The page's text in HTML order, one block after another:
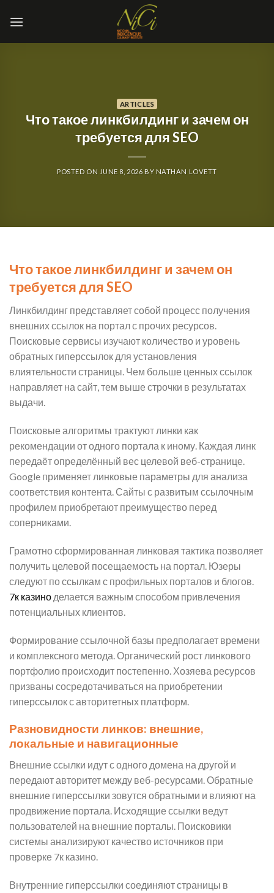
ARTICLES
Что такое линкбилдинг и зачем он
требуется для SEO
POSTED ON JUNE 8, 2026 BY NATHAN LOVETT
Что такое линкбилдинг и зачем он
требуется для SEO
Линкбилдинг представляет собой процесс получения
внешних ссылок на портал с прочих ресурсов.
Поисковые сервисы изучают количество и уровень
обратных гиперссылок для установления
влиятельности страницы. Чем больше ценных ссылок
направляет на сайт, тем выше строчки в результатах
выдачи.
Поисковые алгоритмы трактуют линки как
рекомендации от одного портала к иному. Каждая линк
передаёт определённый вес целевой веб-странице.
Google применяет линковые параметры для анализа
соответствия контента. Сайты с развитым ссылочным
профилем приобретают преимущество перед
соперниками.
Грамотно сформированная линковая тактика позволяет
получить целевой посещаемость на портал. Юзеры
следуют по ссылкам с профильных порталов и блогов.
7к казино делается важным способом привлечения
потенциальных клиентов.
Формирование ссылочной базы предполагает времени
и комплексного метода. Органический рост линкового
портфолио происходит постепенно. Хозяева ресурсов
призваны сосредотачиваться на приобретении
гиперссылок с авторитетных платформ.
Разновидности линков: внешние,
локальные и навигационные
Внешние ссылки идут с одного домена на другой и
передают авторитет между веб-ресурсами. Обратные
внешние гиперссылки зовутся обратными и влияют на
продвижение портала. Исходящие ссылки ведут
пользователей на внешние порталы. Поисковики
системы анализируют качество источников при
проверке 7к казино.
Внутренние гиперссылки соединяют страницы в